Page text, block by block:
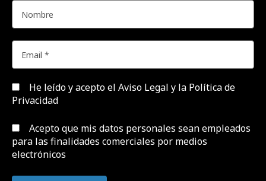
He leído y acepto el Aviso Legal y la Política de
Privacidad
Acepto que mis datos personales sean empleados
para las finalidades comerciales por medios
electrónicos